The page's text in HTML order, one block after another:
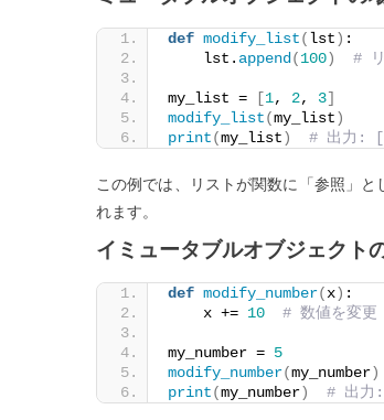
def modify_list(lst) :
    lst.
append (100) #
my_list = [1, 2, 3]
modify_list(my_list)
print(my_list) # 出力:
この例では、リストが関数に「参照」
れます。
イミュータブルオブジェクト
def modify_number(x) :
    x +=
10 # 数値を変更
my_number = 5
modify_number(my_number)
print(my_number) # 出力